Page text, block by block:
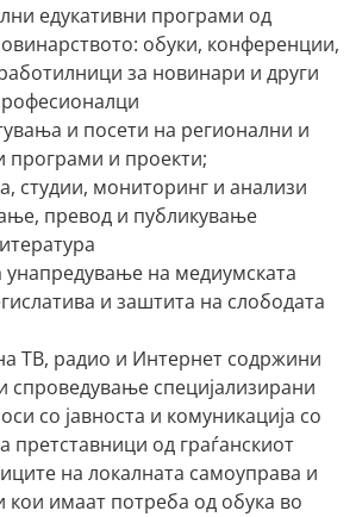
едукативни програми од
обуки, конференции,
за новинари и други
и посети на регионални и
програми и проекти;
студии, мониторинг и анализи
превод и публикување
на медиумската
и заштита на слободата
ТВ, радио и Интернет содржини
спроведување специјализирани
со јавноста и комуникација со
претставници од граѓанскиот
на локалната самоуправа и
кои имаат потреба од обука во